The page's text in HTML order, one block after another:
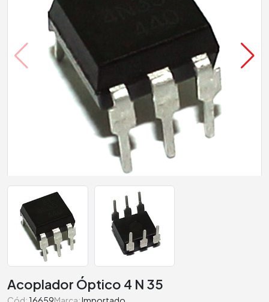
Acoplador Óptico 4 N 35